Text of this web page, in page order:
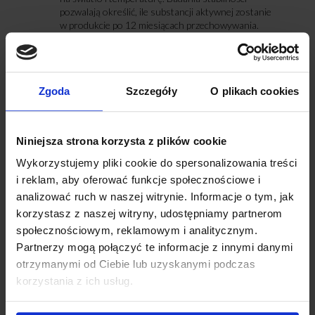
Zgoda Szczegóły O plikach cookies
Niniejsza strona korzysta z plików cookie
Wykorzystujemy pliki cookie do spersonalizowania treści
i reklam, aby oferować funkcje społecznościowe i
analizować ruch w naszej witrynie. Informacje o tym, jak
korzystasz z naszej witryny, udostępniamy partnerom
społecznościowym, reklamowym i analitycznym.
Partnerzy mogą połączyć te informacje z innymi danymi
otrzymanymi od Ciebie lub uzyskanymi podczas
korzystania z ich usług.
pozwalają określić, ile substancji aktywnej zostanie
w produkcie po 12 miesiącach przechowywania.
wchodzić ze sobą w reakcje, obniżając swoją
naturalnego może mieć inną zawartość
Jak wygląda rzetelny proces kontroli
jakości?
Profesjonalna analiza w J.S. Hamilton obejmuje trzy
Weryfikacja surowca (Raw Material Testing)
Sprawdzamy czystość i stężenie substancji zanim
Kontrola produktu gotowego: